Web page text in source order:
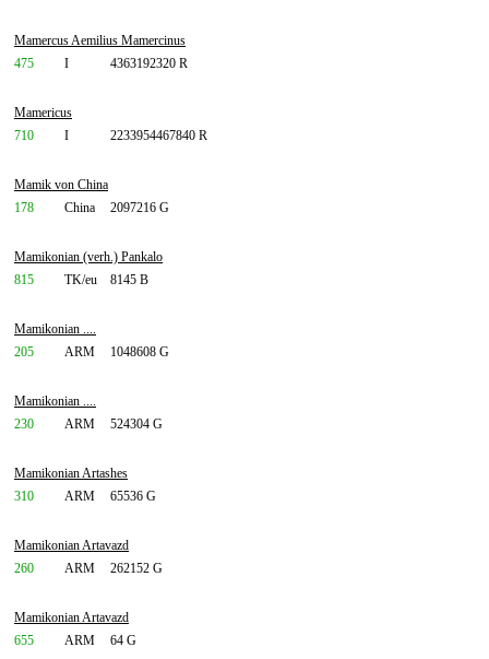
Mamercus Aemilius Mamercinus
475
I 4363192320 R
Mamericus
710
I 2233954467840 R
Mamik von China
178
China 2097216 G
Mamikonian (verh.) Pankalo
815
TK/eu 8145 B
Mamikonian ....
205
ARM 1048608 G
Mamikonian ....
230
ARM 524304 G
Mamikonian Artashes
310
ARM 65536 G
Mamikonian Artavazd
260
ARM 262152 G
Mamikonian Artavazd
655
ARM 64 G